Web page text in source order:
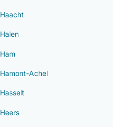
Haacht
Halen
Ham
Hamont-Achel
Hasselt
Heers